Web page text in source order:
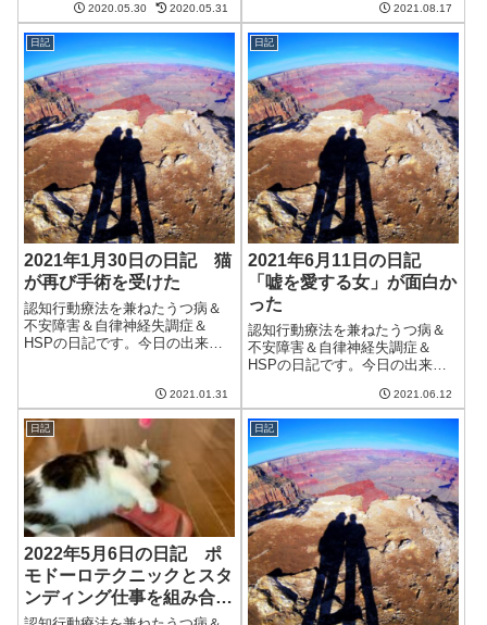
濯ものも良く乾く。毎日こんな
天気だったらいいのだけど。午
前中はブログの更新とクラウド
ワークスの仕事。クラウドワー
クスはそれほど苦...
2020.05.30 2020.05.31 2021.08.17
日記
2021年1月30日の日記 猫
が再び手術を受けた
認知行動療法を兼ねたうつ病＆
不安障害＆自律神経失調症＆
HSPの日記です。今日の出来事
じで乾いた。明日は3月上旬並み
の暖かさらしい。また2月は寒い
だろうけど、少しずつ春に向か
っているのかな...
2021.01.31
日記
2021年6月11日の日記
「嘘を愛する女」が面白か
った
認知行動療法を兼ねたうつ病＆
不安障害＆自律神経失調症＆
HSPの日記です。今日の出来事
く、気温は上がっても過ごしや
すい日だった。また、まだ朝晩
が涼しいのが救われる。家のな
かが暑くなっても、夜に窓を開
ければ室温を下げる...
2021.06.12
日記
2022年5月6日の日記 ポ
モドーロテクニックとスタ
ンディング仕事を組み合わ
せてみた
日記